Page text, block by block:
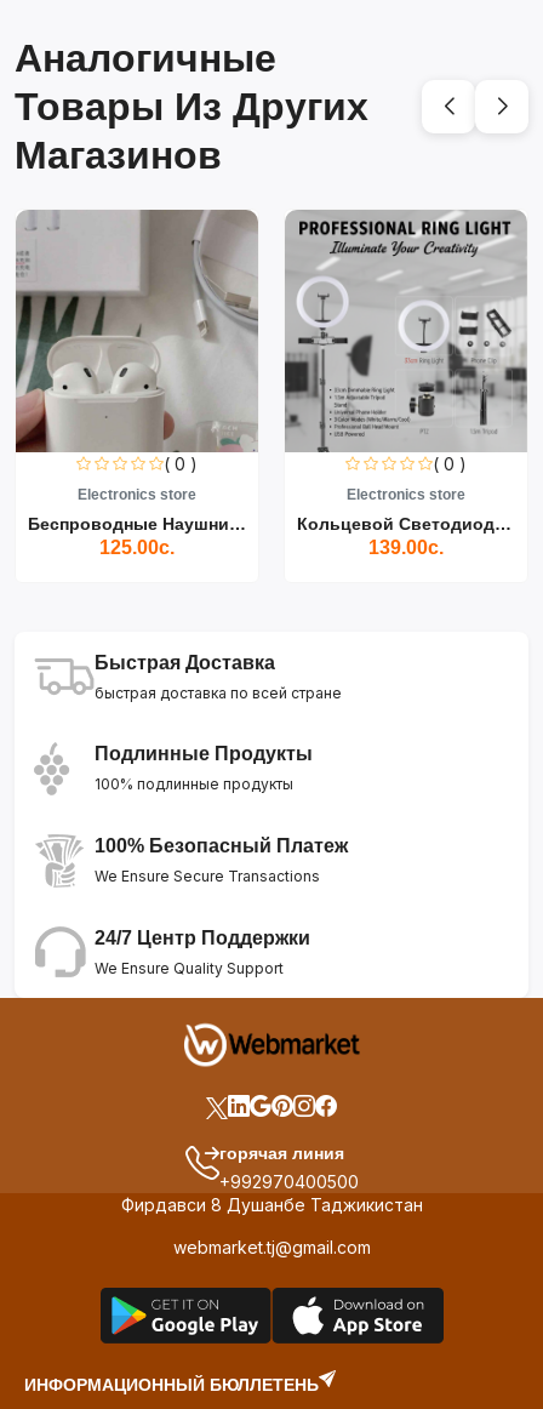
Аналогичные
Товары Из Других
Магазинов
( 0 )
Electronics store
Беспроводные Наушники Air...
125.00с.
( 0 )
Electronics store
Кольцевой Светодиодный Св...
139.00с.
Быстрая Доставка
быстрая доставка по всей стране
Подлинные Продукты
100% подлинные продукты
100% Безопасный Платеж
We Ensure Secure Transactions
24/7 Центр Поддержки
We Ensure Quality Support
горячая линия
+992970400500
Фирдавси 8 Душанбе Таджикистан
webmarket.tj@gmail.com
ИНФОРМАЦИОННЫЙ БЮЛЛЕТЕНЬ